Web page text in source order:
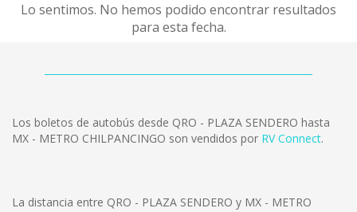
Lo sentimos. No hemos podido encontrar resultados
para esta fecha.
Los boletos de autobús desde QRO - PLAZA SENDERO hasta
MX - METRO CHILPANCINGO son vendidos por RV Connect.
La distancia entre QRO - PLAZA SENDERO y MX - METRO